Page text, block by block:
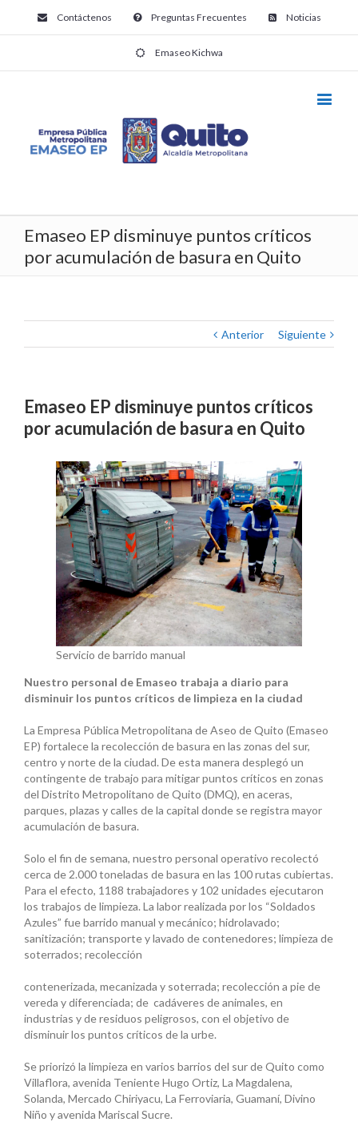
Contáctenos Preguntas Frecuentes Noticias
Emaseo Kichwa
Emaseo EP disminuye puntos críticos
por acumulación de basura en Quito
Anterior Siguiente
Emaseo EP disminuye puntos críticos
por acumulación de basura en Quito
Servicio de barrido manual
Nuestro personal de Emaseo trabaja a diario para
disminuir los puntos críticos de limpieza en la ciudad
La Empresa Pública Metropolitana de Aseo de Quito (Emaseo
EP) fortalece la recolección de basura en las zonas del sur,
centro y norte de la ciudad. De esta manera desplegó un
contingente de trabajo para mitigar puntos críticos en zonas
del Distrito Metropolitano de Quito (DMQ), en aceras,
parques, plazas y calles de la capital donde se registra mayor
acumulación de basura.
Solo el fin de semana, nuestro personal operativo recolectó
cerca de 2.000 toneladas de basura en las 100 rutas cubiertas.
Para el efecto, 1188 trabajadores y 102 unidades ejecutaron
los trabajos de limpieza. La labor realizada por los “Soldados
Azules” fue barrido manual y mecánico; hidrolavado;
sanitización; transporte y lavado de contenedores; limpieza de
soterrados; recolección
contenerizada, mecanizada y soterrada; recolección a pie de
vereda y diferenciada; de cadáveres de animales, en
industrias y de residuos peligrosos, con el objetivo de
disminuir los puntos críticos de la urbe.
Se priorizó la limpieza en varios barrios del sur de Quito como
Villaflora, avenida Teniente Hugo Ortiz, La Magdalena,
Solanda, Mercado Chiriyacu, La Ferroviaria, Guamaní, Divino
Niño y avenida Mariscal Sucre.